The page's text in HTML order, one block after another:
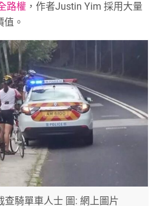
路權 ，作者Justin Yim 採用大量
。
查騎單車人士 圖: 網上圖片